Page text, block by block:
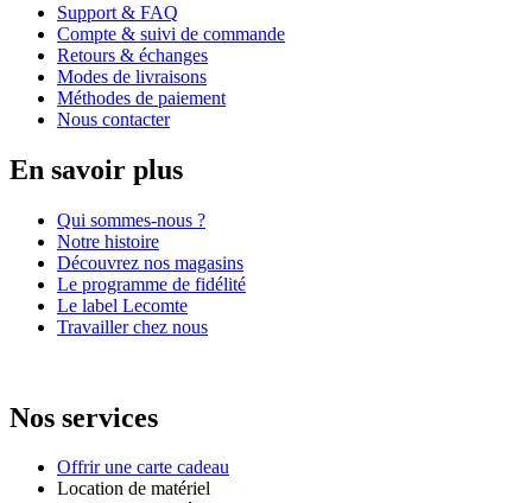
Support & FAQ
Compte & suivi de commande
Retours & échanges
Modes de livraisons
Méthodes de paiement
Nous contacter
En savoir plus
Qui sommes-nous ?
Notre histoire
Découvrez nos magasins
Le programme de fidélité
Le label Lecomte
Travailler chez nous
Nos services
Offrir une carte cadeau
Location de matériel